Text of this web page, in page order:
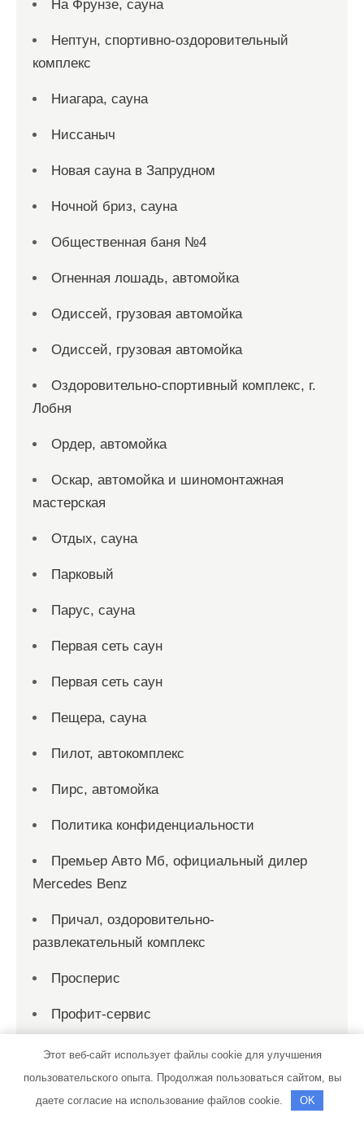
На Фрунзе, сауна
Нептун, спортивно-оздоровительный
комплекс
Ниагара, сауна
Ниссаныч
Новая сауна в Запрудном
Ночной бриз, сауна
Общественная баня №4
Огненная лошадь, автомойка
Одиссей, грузовая автомойка
Одиссей, грузовая автомойка
Оздоровительно-спортивный комплекс, г.
Лобня
Ордер, автомойка
Оскар, автомойка и шиномонтажная
мастерская
Отдых, сауна
Парковый
Парус, сауна
Первая сеть саун
Первая сеть саун
Пещера, сауна
Пилот, автокомплекс
Пирс, автомойка
Политика конфиденциальности
Премьер Авто Мб, официальный дилер
Mercedes Benz
Причал, оздоровительно-
развлекательный комплекс
Просперис
Профит-сервис
Пузырьки, сауна
Реал, официальный дилер Kia, Subaru
Этот веб-сайт использует файлы cookie для улучшения
пользовательского опыта. Продолжая пользоваться сайтом, вы
даете согласие на использование файлов cookie.
OK